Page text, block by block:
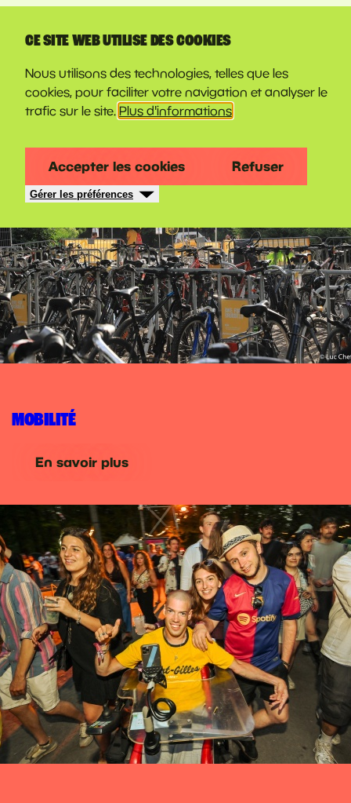
PRATIQUE
MOBILITÉ
En savoir plus
CE SITE WEB UTILISE DES COOKIES
Nous utilisons des technologies, telles que les
cookies, pour faciliter votre navigation et analyser le
trafic sur le site. Plus d'informations
Accepter les cookies Refuser
Gérer les préférences